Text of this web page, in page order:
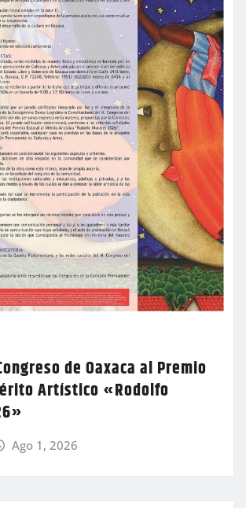
de Oaxaca al Premio
Artístico «Rodolfo
Ago 1, 2026